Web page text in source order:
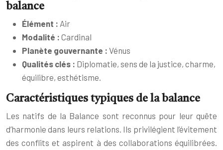
balance
Élément : Air
Modalité : Cardinal
Planète gouvernante : Vénus
Qualités clés : Diplomatie, sens de la justice, charme,
équilibre, esthétisme.
Caractéristiques typiques de la balance
Les natifs de la Balance sont reconnus pour leur quête
d’harmonie dans leurs relations. Ils privilégient l’évitement
des conflits et aspirent à des collaborations équilibrées.